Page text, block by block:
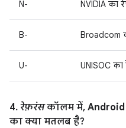
N- NVIDIA का
B- Broadcom
U- UNISOC
4. रेफ़रंसकॉलम में,
का क्या मतलब है?